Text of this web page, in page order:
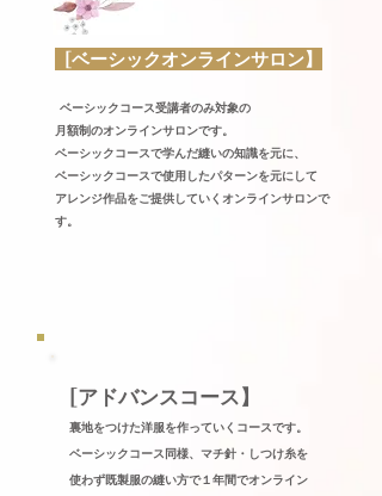
[ベーシックオンラインサロン】
ベーシックコース受講者のみ対象の
月額制のオンラインサロンです。
ベーシックコースで学んだ縫いの知識を元に、
ベーシックコースで使用したパターンを元にして
アレンジ作品をご提供していくオンラインサロンで
す。
[アドバンスコース】
裏地をつけた洋服を作っていくコースです。
ベーシックコース同様、マチ針・しつけ糸を
使わず既製服の縫い方で１年間でオンライン